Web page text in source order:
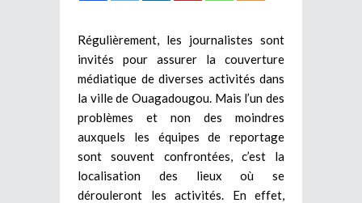
Régulièrement, les journalistes sont
invités pour assurer la couverture
médiatique de diverses activités dans
la ville de Ouagadougou. Mais l’un des
problèmes et non des moindres
auxquels les équipes de reportage
sont souvent confrontées, c’est la
localisation des lieux où se
dérouleront les activités. En effet,